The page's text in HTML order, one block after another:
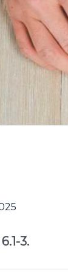
6.1-3.